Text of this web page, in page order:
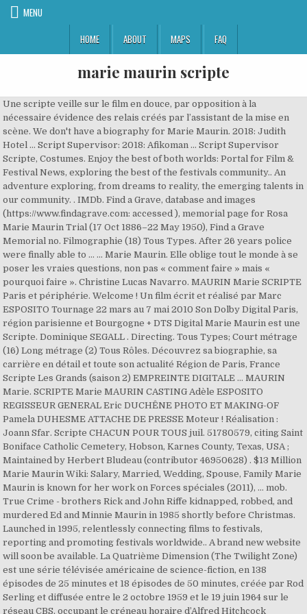
MENU
HOME
ABOUT MAPS FAQ
marie maurin scripte
Une scripte veille sur le film en douce, par opposition à la
nécessaire évidence des relais créés par l’assistant de la mise en
scène. We don't have a biography for Marie Maurin. 2018: Judith
Hotel … Script Supervisor: 2018: Afikoman … Script Supervisor
Scripte, Costumes. Enjoy the best of both worlds: Portal for Film &
Festival News, exploring the best of the festivals community.. An
adventure exploring, from dreams to reality, the emerging talents in
our community. . IMDb. Find a Grave, database and images
(https://www.findagrave.com: accessed ), memorial page for Rosa
Marie Maurin Trial (17 Oct 1886–22 May 1950), Find a Grave
Memorial no. Filmographie (18) Tous Types. After 26 years police
were finally able to … ... Marie Maurin. Elle oblige tout le monde à se
poser les vraies questions, non pas « comment faire » mais «
pourquoi faire ». Christine Lucas Navarro. MAURIN Marie SCRIPTE
Paris et périphérie. Welcome ! Un film écrit et réalisé par Marc
ESPOSITO Tournage 22 mars au 7 mai 2010 Son Dolby Digital Paris,
région parisienne et Bourgogne + DTS Digital Marie Maurin est une
Scripte. Dominique SEGALL . Directing. Tous Types; Court métrage
(16) Long métrage (2) Tous Rôles. Découvrez sa biographie, sa
carrière en détail et toute son actualité Région de Paris, France
Scripte Les Grands (saison 2) EMPREINTE DIGITALE ... MAURIN
Marie. SCRIPTE Marie MAURIN CASTING Adèle ESPOSITO
REGISSEUR GENERAL Eric DUCHÊNE PHOTO ET MAKING-OF
Pamela DUHESME ATTACHE DE PRESSE Moteur ! Réalisation :
Joann Sfar. Scripte CHACUN POUR TOUS juil. 51780579, citing Saint
Boniface Catholic Cemetery, Hobson, Karnes County, Texas, USA ;
Maintained by Herbert Bludeau (contributor 46950628) . $13 Million
Marie Maurin Wiki: Salary, Married, Wedding, Spouse, Family Marie
Maurin is known for her work on Forces spéciales (2011), … mob.
True Crime - brothers Rick and John Riffe kidnapped, robbed, and
murdered Ed and Minnie Maurin in 1985 shortly before Christmas.
Launched in 1995, relentlessly connecting films to festivals,
reporting and promoting festivals worldwide.. A brand new website
will soon be available. La Quatrième Dimension (The Twilight Zone)
est une série télévisée américaine de science-fiction, en 138
épisodes de 25 minutes et 18 épisodes de 50 minutes, créée par Rod
Serling et diffusée entre le 2 octobre 1959 et le 19 juin 1964 sur le
réseau CBS, occupant le créneau horaire d’Alfred Hitchcock